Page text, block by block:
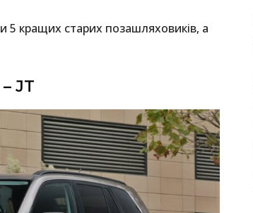
5 кращих старих позашляховиків, а
JT